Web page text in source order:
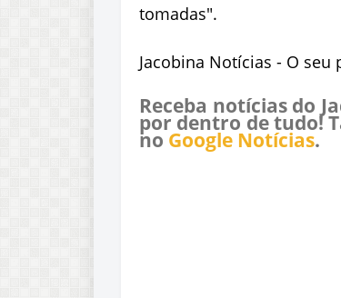
tomadas".
Jacobina Notícias - O
Receba notícias do
por dentro de tudo!
no Google Notícias.